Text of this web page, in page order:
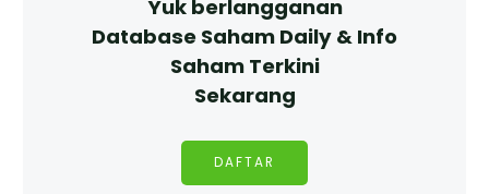
Yuk berlangganan
Database Saham Daily & Info
Saham Terkini
Sekarang
DAFTAR